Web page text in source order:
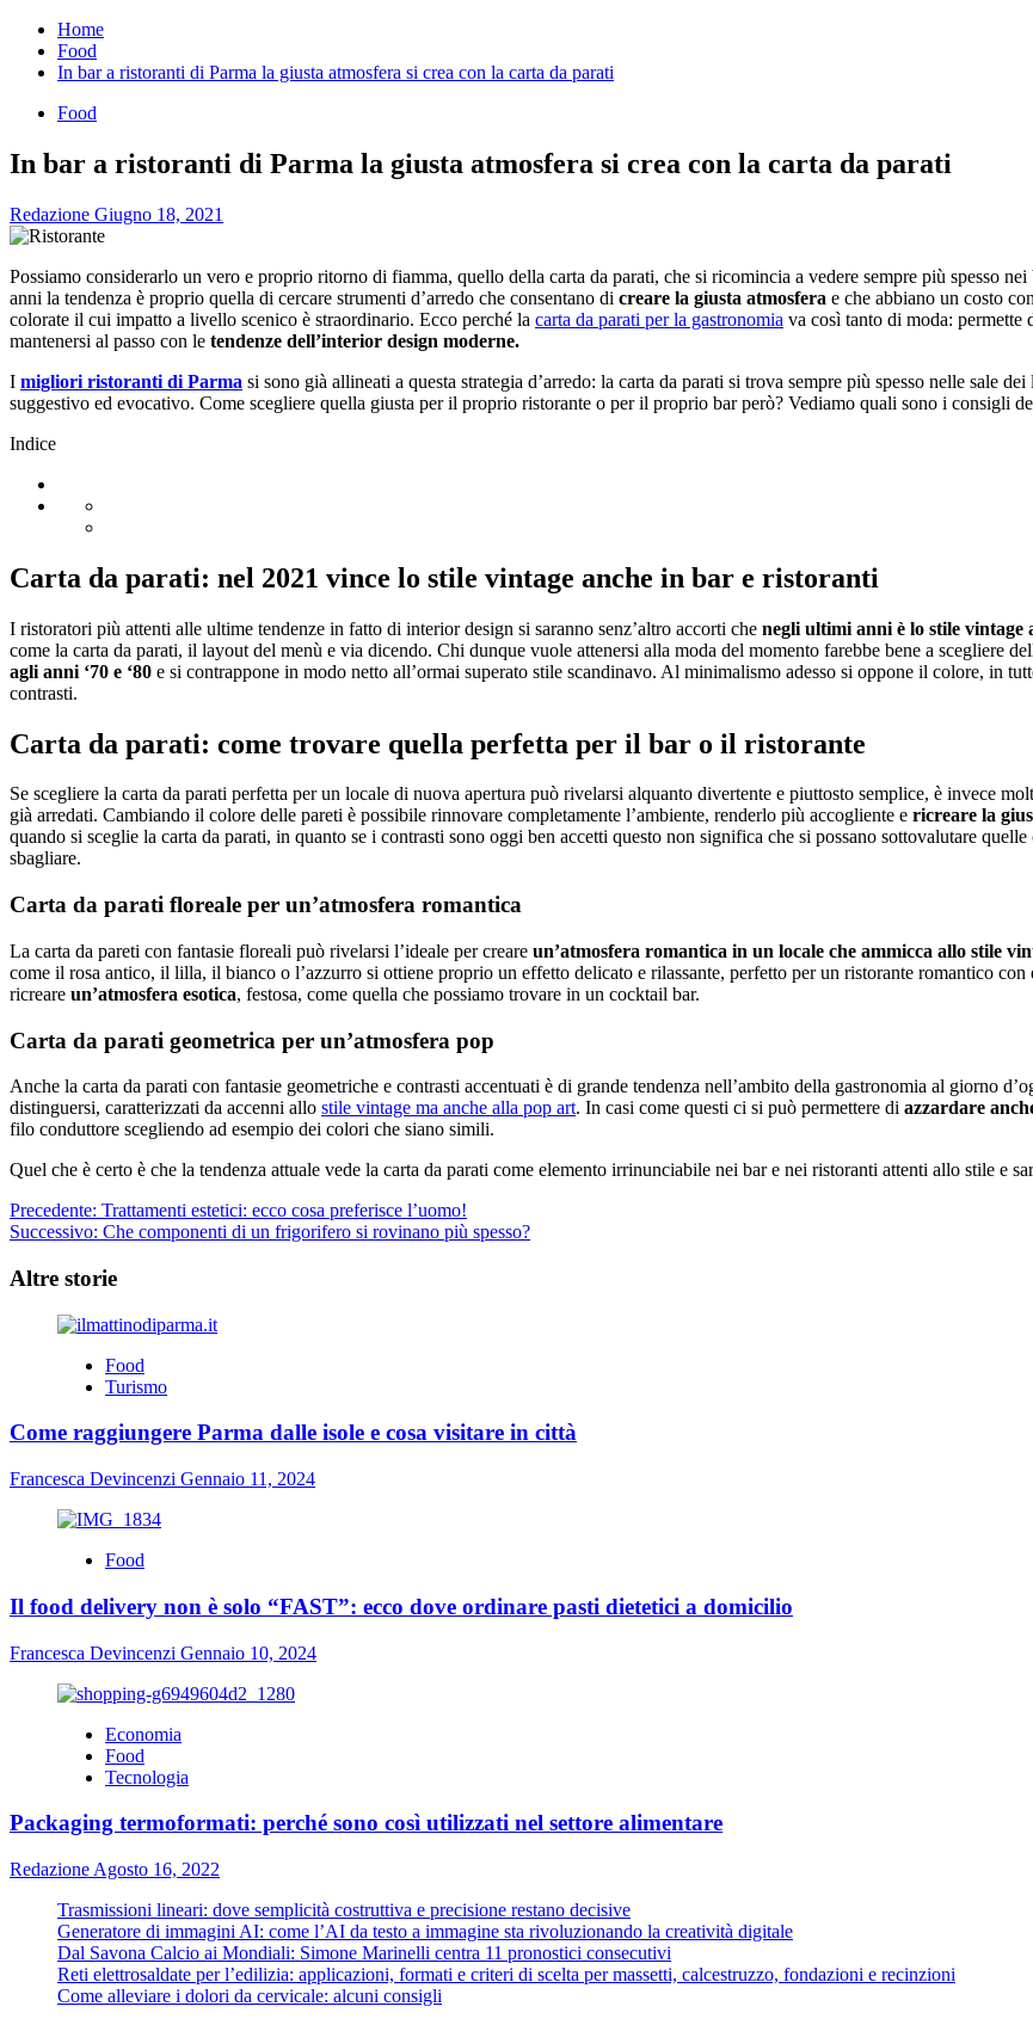
per:
Home
Food
In bar a ristoranti di Parma la giusta atmosfera si crea con la carta da parati
Food
In bar a ristoranti di Parma la giusta atmosfera si crea con la carta da parati
Redazione Giugno 18, 2021
Possiamo considerarlo un vero e proprio ritorno di fiamma, quello della carta da parati, che si ricomincia a vedere sempre più spesso
anni la tendenza è proprio quella di cercare strumenti d’arredo che consentano di creare la giusta atmosfera e che abbiano un costo
colorate il cui impatto a livello scenico è straordinario. Ecco perché la carta da parati per la gastronomia va così tanto di moda:
mantenersi al passo con le tendenze dell’interior design moderne.
I migliori ristoranti di Parma si sono già allineati a questa strategia d’arredo: la carta da parati si trova sempre più spesso nelle sale
suggestivo ed evocativo. Come scegliere quella giusta per il proprio ristorante o per il proprio bar però? Vediamo quali sono i consigli
Indice
Carta da parati: nel 2021 vince lo stile vintage anche in bar e ristoranti
I ristoratori più attenti alle ultime tendenze in fatto di interior design si saranno senz’altro accorti che negli ultimi anni è lo stile vintage
come la carta da parati, il layout del menù e via dicendo. Chi dunque vuole attenersi alla moda del momento farebbe bene a scegliere
agli anni ‘70 e ‘80 e si contrappone in modo netto all’ormai superato stile scandinavo. Al minimalismo adesso si oppone il colore, in
contrasti.
Carta da parati: come trovare quella perfetta per il bar o il ristorante
Se scegliere la carta da parati perfetta per un locale di nuova apertura può rivelarsi alquanto divertente e piuttosto semplice, è invece
già arredati. Cambiando il colore delle pareti è possibile rinnovare completamente l’ambiente, renderlo più accogliente e ricreare la
quando si sceglie la carta da parati, in quanto se i contrasti sono oggi ben accetti questo non significa che si possano sottovalutare
sbagliare.
Carta da parati floreale per un’atmosfera romantica
La carta da pareti con fantasie floreali può rivelarsi l’ideale per creare un’atmosfera romantica in un locale che ammicca allo stile
come il rosa antico, il lilla, il bianco o l’azzurro si ottiene proprio un effetto delicato e rilassante, perfetto per un ristorante romantico
ricreare un’atmosfera esotica, festosa, come quella che possiamo trovare in un cocktail bar.
Carta da parati geometrica per un’atmosfera pop
Anche la carta da parati con fantasie geometriche e contrasti accentuati è di grande tendenza nell’ambito della gastronomia al giorno
distinguersi, caratterizzati da accenni allo stile vintage ma anche alla pop art. In casi come questi ci si può permettere di azzardare
filo conduttore scegliendo ad esempio dei colori che siano simili.
Quel che è certo è che la tendenza attuale vede la carta da parati come elemento irrinunciabile nei bar e nei ristoranti attenti allo stile e
Navigazione
articolo
Precedente: Trattamenti estetici: ecco cosa preferisce l’uomo!
Successivo: Che componenti di un frigorifero si rovinano più spesso?
Altre storie
Food
Turismo
Come raggiungere Parma dalle isole e cosa visitare in città
Francesca Devincenzi Gennaio 11, 2024
Food
Il food delivery non è solo “FAST”: ecco dove ordinare pasti dietetici a domicilio
Francesca Devincenzi Gennaio 10, 2024
Economia
Food
Tecnologia
Packaging termoformati: perché sono così utilizzati nel settore alimentare
Redazione Agosto 16, 2022
Trasmissioni lineari: dove semplicità costruttiva e precisione restano decisive
Generatore di immagini AI: come l’AI da testo a immagine sta rivoluzionando la creatività digitale
Dal Savona Calcio ai Mondiali: Simone Marinelli centra 11 pronostici consecutivi
Reti elettrosaldate per l’edilizia: applicazioni, formati e criteri di scelta per massetti, calcestruzzo, fondazioni e recinzioni
Come alleviare i dolori da cervicale: alcuni consigli